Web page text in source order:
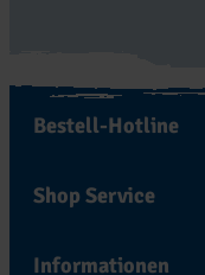
Bestell-Hotline
Shop Service
Informationen